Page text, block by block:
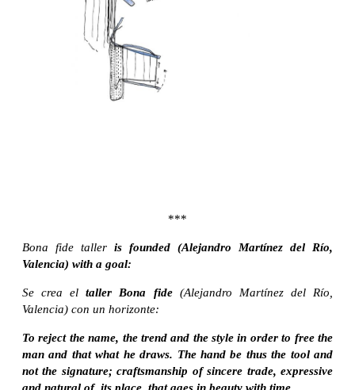
***
Bona fide taller is founded (Alejandro Martínez del Río,
Valencia) with a goal:
Se crea el taller Bona fide(Alejandro Martínez del Río,
Valencia) con un horizonte:
To reject the name, the trend and the style in order to free the
man and that what he draws. The hand be thus the tool and
not the signature; craftsmanship of sincere trade, expressive